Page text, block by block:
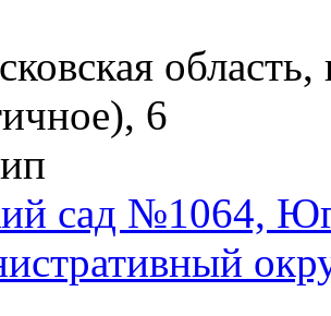
6
сад №1064,